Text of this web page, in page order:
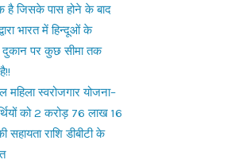
है जिसके पास होने के बाद
भारत में हिन्दूओं के
दुकान पर कुछ सीमा तक
स्वरोजगार योजना–
को 2 करोड़ 76 लाख 16
राशि डीबीटी के